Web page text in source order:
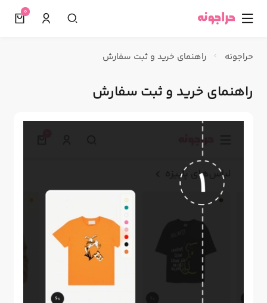
☰
0
حراجونه راهنمای خرید و ثبت سفارش
راهنمای خرید و ثبت سفارش